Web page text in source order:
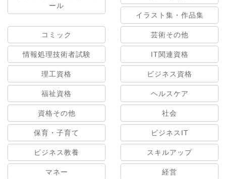
ール
イラスト集・作品集
コミック 芸術その他
情報処理技術者試験 IT関連資格
理工資格 ビジネス資格
福祉資格 ヘルスケア
資格その他 社会
保育・子育て ビジネスIT
ビジネス教養 スキルアップ
マネー 経営